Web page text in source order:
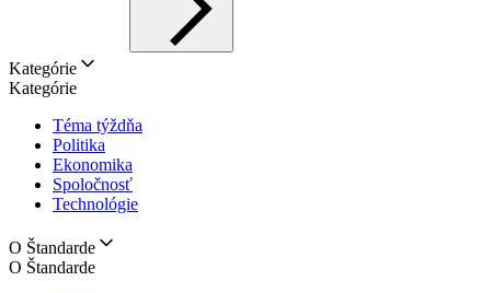
Kategórie
Kategórie
Téma týždňa
Politika
Ekonomika
Spoločnosť
Technológie
O Štandarde
O Štandarde